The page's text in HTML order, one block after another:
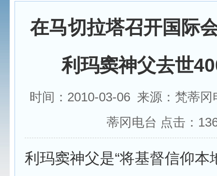
在马切拉塔召开国际
利玛窦神父去世
时间：2010-03-06 来源：梵蒂
蒂冈电台 点击：
利玛窦神父是“将基督信仰本